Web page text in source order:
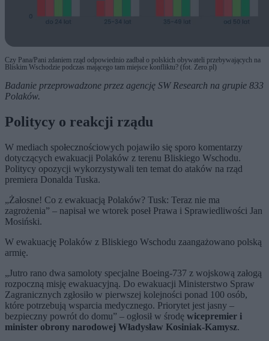
Czy Pana/Pani zdaniem rząd odpowiednio zadbał o polskich obywateli przebywających na
Bliskim Wschodzie podczas mającego tam miejsce konfliktu? (fot. Zero.pl)
Badanie przeprowadzone przez agencję SW Research na grupie 833
Polaków.
Politycy o reakcji rządu
W mediach społecznościowych pojawiło się sporo komentarzy
dotyczących ewakuacji Polaków z terenu Bliskiego Wschodu.
Politycy opozycji wykorzystywali ten temat do ataków na rząd
premiera Donalda Tuska.
„Żałosne! Co z ewakuacją Polaków? Tusk: Teraz nie ma
zagrożenia” – napisał we wtorek poseł Prawa i Sprawiedliwości Jan
Mosiński.
W ewakuację Polaków z Bliskiego Wschodu zaangażowano polską
armię.
„Jutro rano dwa samoloty specjalne Boeing-737 z wojskową załogą
rozpoczną misję ewakuacyjną. Do ewakuacji Ministerstwo Spraw
Zagranicznych zgłosiło w pierwszej kolejności ponad 100 osób,
które potrzebują wsparcia medycznego. Priorytet jest jasny –
bezpieczny powrót do domu” – ogłosił w środę wicepremier i
minister obrony narodowej Władysław Kosiniak-Kamysz.